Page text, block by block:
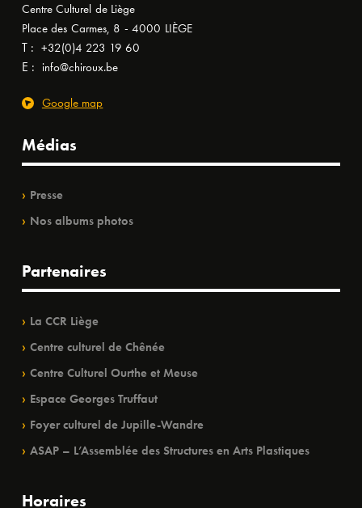
Centre Culturel de Liège
Place des Carmes, 8 - 4000 LIÈGE
T : +32(0)4 223 19 60
E : info@chiroux.be
Google map
Médias
Presse
Nos albums photos
Partenaires
La CCR Liège
Centre culturel de Chênée
Centre Culturel Ourthe et Meuse
Espace Georges Truffaut
Foyer culturel de Jupille-Wandre
ASAP – L’Assemblée des Structures en Arts Plastiques
Horaires